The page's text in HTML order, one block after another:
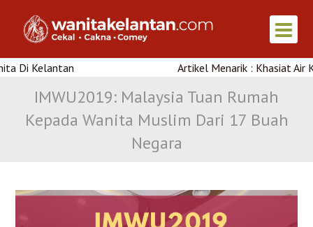
Artikel Menarik : Khasiat Air Kelapa
IMWU2019: Malaysia Tuan Rumah
Kepada Wanita Muslim Dari 17 Buah
Negara